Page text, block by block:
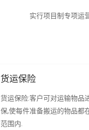
实行项目制专项运
货运保险
货运保险:客户可对运输物品
保,使每件准备搬运的物品都
范围内.